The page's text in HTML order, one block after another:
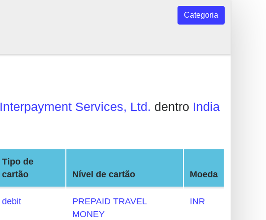
Categoria
Interpayment Services, Ltd. dentro India
Tipo de
cartão
Nível de cartão Moeda
debit
PREPAID TRAVEL
MONEY
INR